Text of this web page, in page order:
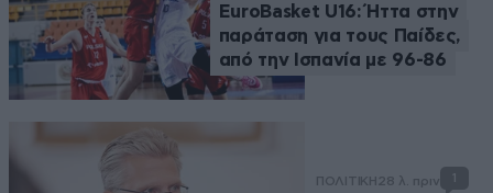
EuroBasket U16: Ήττα στην
παράταση για τους Παίδες,
από την Ισπανία με 96-86
ΠΟΛΙΤΙΚΗ28 λ. πριν 1